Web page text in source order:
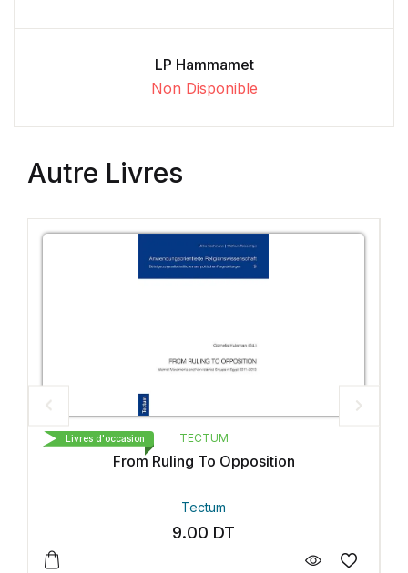
LP Hammamet
Non Disponible
Autre Livres
TECTUM
From Ruling To Opposition
Tectum
9.00 DT
Livres d'occasion